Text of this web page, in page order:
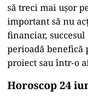
să treci mai ușor
important să nu
financiar,
perioadă
proiect sau într-o
Horoscop 24